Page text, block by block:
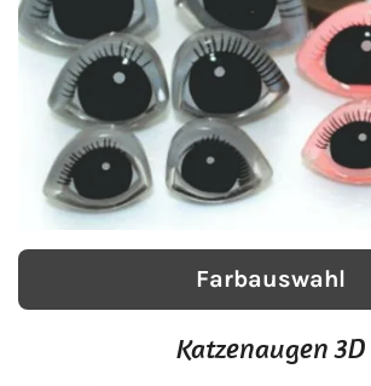
Farbauswahl
Katzenaugen 3D